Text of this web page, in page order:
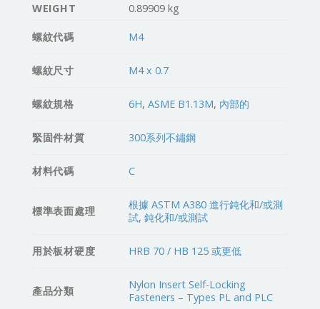
WEIGHT 0.89909 kg
螺紋代碼 M4
螺紋尺寸 M4 x 0.7
螺紋規格 6H,ASME B1.13M, 內部的
緊固件材質 300系列不鏽鋼
材料代碼 C
標準表面處理
根據 ASTM A380 進行鈍化和/或測
試,鈍化和/或測試
用於板材硬度 HRB 70 / HB 125 或更低
產品分類
Nylon Insert Self-Locking
Fasteners – Types PL and PLC